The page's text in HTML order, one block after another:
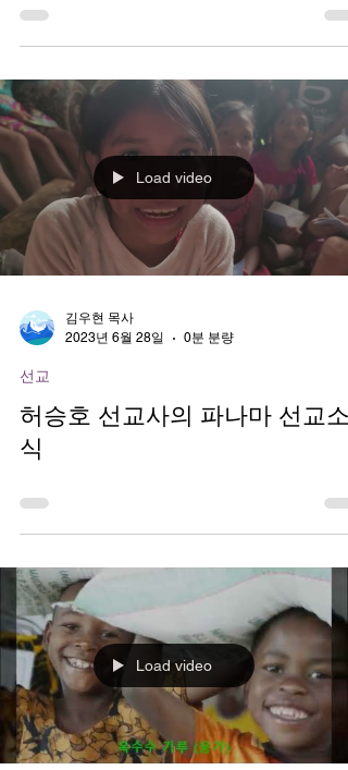
[앵커] 복음주의 선교 운동의 현재를 진단하고 방
회를 여는 등 대회 1년 여를 앞두고 본격적인 준비
들어갔습니다. 이승규 기자의 보돕니다....
Load video
김우현 목사
2023년 6월 28일
0분 분량
선교
허승호 선교사의 파나마 선교소
식
Load video